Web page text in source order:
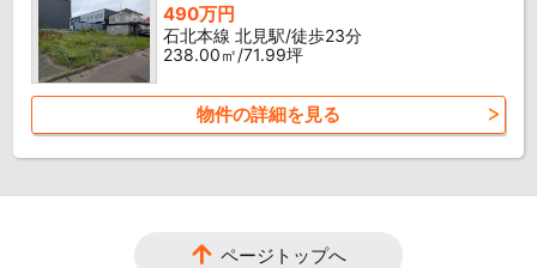
490万円
石北本線 北見駅/徒歩23分
238.00㎡/71.99坪
物件の詳細を見る
ページトップへ